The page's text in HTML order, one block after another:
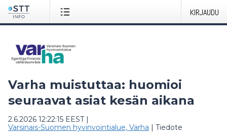
KIRJAUDU
Varha muistuttaa: huomioi
seuraavat asiat kesän aikana
2.6.2026 12:22:15 EEST|
Varsinais-Suomen hyvinvointialue, Varha | Tiedote